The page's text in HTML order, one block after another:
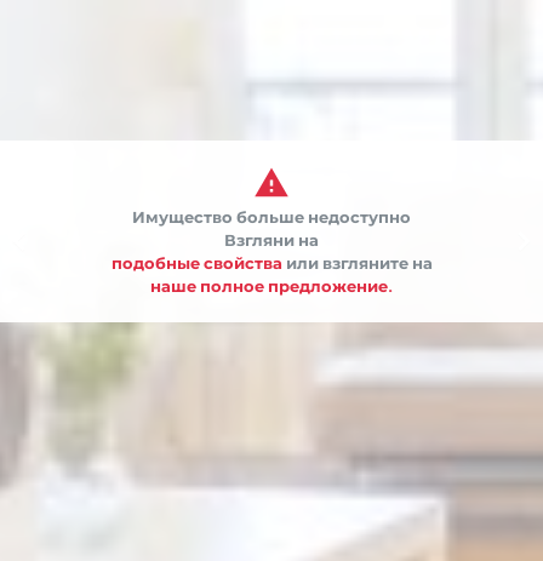

Имущество больше недоступно
Взгляни на
подобные свойства или взгляните на
наше полное предложение.